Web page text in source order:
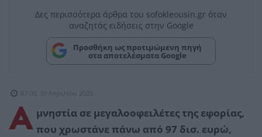
Δες περισσότερα άρθρα του sofokleousin.gr όταν
αναζητάς ειδήσεις στην Google
Προσθήκη ως προτιμώμενη πηγή
στα αποτελέσματα Google
07:00, 30 Απριλίου 2025
Α μνηστία σε μεγαλοοφειλέτες της εφορίας,
που χρωστάνε πάνω από 97 δισ. ευρώ,